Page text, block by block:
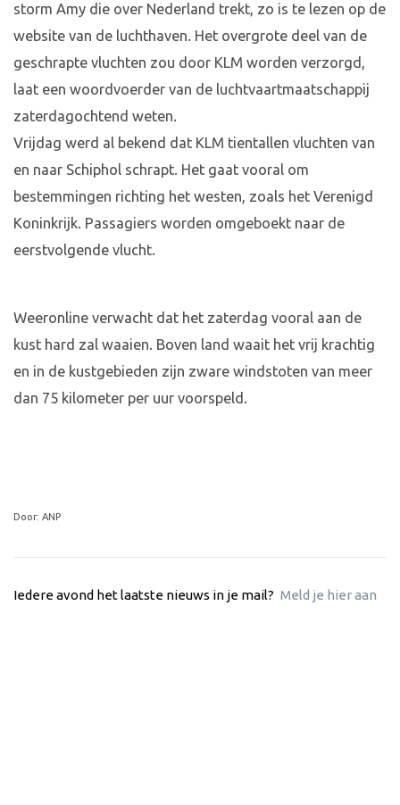
storm Amy die over Nederland trekt, zo is te lezen op de
website van de luchthaven. Het overgrote deel van de
geschrapte vluchten zou door KLM worden verzorgd,
laat een woordvoerder van de luchtvaartmaatschappij
zaterdagochtend weten.
Vrijdag werd al bekend dat KLM tientallen vluchten van
en naar Schiphol schrapt. Het gaat vooral om
bestemmingen richting het westen, zoals het Verenigd
Koninkrijk. Passagiers worden omgeboekt naar de
eerstvolgende vlucht.
Weeronline verwacht dat het zaterdag vooral aan de
kust hard zal waaien. Boven land waait het vrij krachtig
en in de kustgebieden zijn zware windstoten van meer
dan 75 kilometer per uur voorspeld.
Door: ANP
Iedere avond het laatste nieuws in je mail? Meld je hier aan